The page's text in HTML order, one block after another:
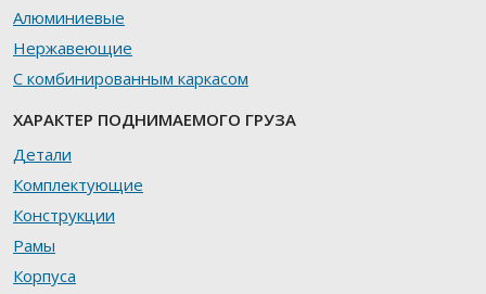
Алюминиевые
Нержавеющие
С комбинированным каркасом
ХАРАКТЕР ПОДНИМАЕМОГО ГРУЗА
Детали
Комплектующие
Конструкции
Рамы
Корпуса